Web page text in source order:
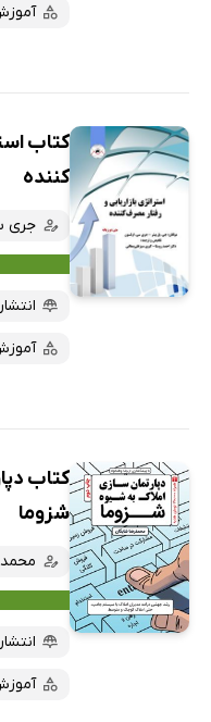
کتاب
کننده
جری
کتاب
شزوما